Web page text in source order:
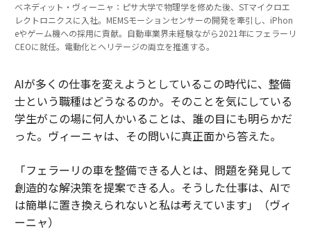
べネディット・ヴィーニャ：ピサ大学で物理学を修めた後、STマイクロエ
レクトロニクスに入社。MEMSモーションセンサーの開発を牽引し、iPhon
eやゲーム機への採用に貢献。自動車業界未経験ながら2021年にフェラーリ
CEOに就任。電動化とヘリテージの両立を推進する。
AIが多くの仕事を変えようとしているこの時代に、整備
士という職種はどうなるのか。そのことを気にしている
学生がこの場に何人かいることは、誰の目にも明らかだ
った。ヴィーニャは、その問いに真正面から答えた。
「フェラーリの車を整備できる人とは、問題を発見して
創造的な解決策を提案できる人。そうした仕事は、AIで
は簡単に置き換えられないと私は考えています」（ヴィ
ーニャ）